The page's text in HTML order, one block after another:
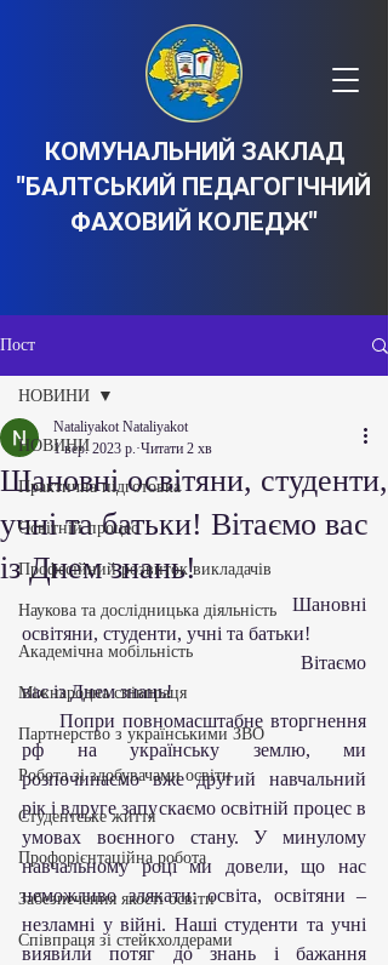
КОМУНАЛЬНИЙ ЗАКЛАД
"БАЛТСЬКИЙ ПЕДАГОГІЧНИЙ
ФАХОВИЙ КОЛЕДЖ"
Пост
НОВИНИ
Практична підготовка
Освітній процес
Професійний розвиток викладачів
Наукова та дослідницька діяльність
Академічна мобільність
Міжнародна співпраця
Партнерство з українськими ЗВО
Робота зі здобувачами освіти
Студентське життя
Профорієнтаційна робота
Забезпечення якості освіти
Співпраця зі стейкхолдерами
НОВИНИ
Шановні освітяни, студенти,
учні та батьки! Вітаємо вас
із Днем знань!
Nataliyakot Nataliyakot
1 вер. 2023 р. Читати 2 хв
                                         Шановні
освітяни, студенти, учні та батьки!
                                                         Вітаємо
вас із Днем знань!
рф на українську землю, ми
розпочинаємо вже другий навчальний
рік і вдруге запускаємо освітній процес в
умовах воєнного стану. У минулому
навчальному році ми довели, що нас
неможливо злякати: освіта, освітяни –
незламні у війні. Наші студенти та учні
виявили потяг до знань і бажання